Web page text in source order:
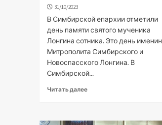
31/10/2023
В Симбирской епархии отметили
день памяти святого мученика
Лонгина сотника. Это день именин
Митрополита Симбирского и
Новоспасского Лонгина. В
Симбирской...
Читать далее